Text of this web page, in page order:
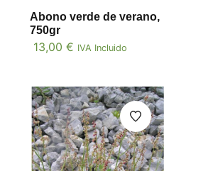
Abono verde de verano,
750gr
13,00 € IVA Incluido